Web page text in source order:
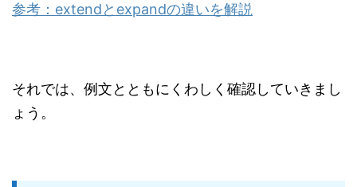
参考：extendとexpandの違いを解説
それでは、例文とともにくわしく確認していきまし
ょう。